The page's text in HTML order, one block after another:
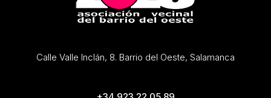
Calle Valle Inclán, 8. Barrio del Oeste, Salamanca